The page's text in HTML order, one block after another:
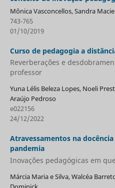
Mônica Vasconcellos, Sandra
743-765
01/10/2019
Curso de pedagogia a
Reverberações e
professor
Yuna Lélis Beleza Lopes, Noeli
Araújo Pedroso
e022156
24/12/2022
Atravessamentos na
pandemia
Inovações pedagógicas em
Márcia Maria e Silva, Walcéa